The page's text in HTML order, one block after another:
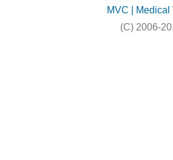
MVC |
(C) 2006-